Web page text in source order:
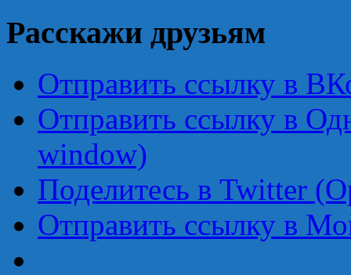
Расскажи друзьям
Отправить ссылку в
Отправить ссылку в
window)
Поделитесь в Twitter
Отправить ссылку в